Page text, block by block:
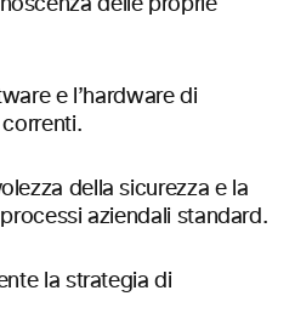
delle proprie
e l’hardware di
della sicurezza e la
aziendali standard.
la strategia di